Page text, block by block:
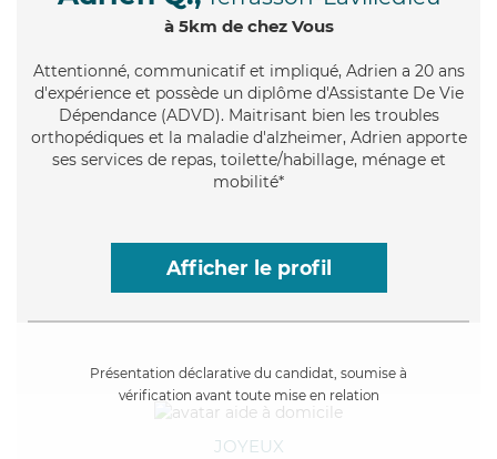
à 5km de chez Vous
Attentionné, communicatif et impliqué, Adrien a 20 ans
d'expérience et possède un diplôme d'Assistante De Vie
Dépendance (ADVD). Maitrisant bien les troubles
orthopédiques et la maladie d'alzheimer, Adrien apporte
ses services de repas, toilette/habillage, ménage et
mobilité*
Afficher le profil
Présentation déclarative du candidat, soumise à
vérification avant toute mise en relation
JOYEUX